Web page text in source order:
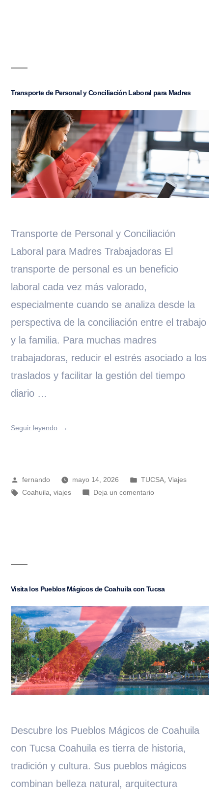
Transporte de Personal y Conciliación Laboral para Madres
Transporte de Personal y Conciliación
Laboral para Madres Trabajadoras El
transporte de personal es un beneficio
laboral cada vez más valorado,
especialmente cuando se analiza desde la
perspectiva de la conciliación entre el trabajo
y la familia. Para muchas madres
trabajadoras, reducir el estrés asociado a los
traslados y facilitar la gestión del tiempo
diario …
Seguir leyendo
fernando mayo 14, 2026 TUCSA,Viajes
Coahuila,viajes Deja un comentario
Visita los Pueblos Mágicos de Coahuila con Tucsa
Descubre los Pueblos Mágicos de Coahuila
con Tucsa Coahuila es tierra de historia,
tradición y cultura. Sus pueblos mágicos
combinan belleza natural, arquitectura